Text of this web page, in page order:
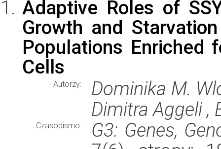
Adaptive Roles of
Growth and
Populations Enriched
Cells
Autorzy:
Dominika M.
Dimitra Aggeli ,
Czasopismo:
G3: Genes,